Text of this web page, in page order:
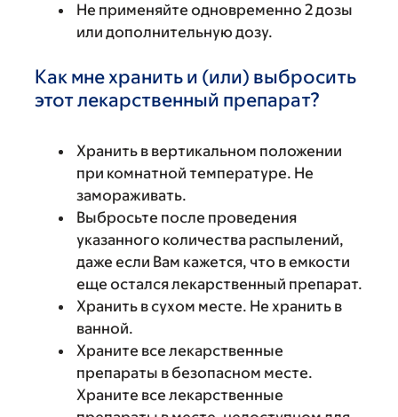
Не применяйте одновременно 2 дозы
или дополнительную дозу.
Как мне хранить и (или) выбросить
этот лекарственный препарат?
Хранить в вертикальном положении
при комнатной температуре. Не
замораживать.
Выбросьте после проведения
указанного количества распылений,
даже если Вам кажется, что в емкости
еще остался лекарственный препарат.
Хранить в сухом месте. Не хранить в
ванной.
Храните все лекарственные
препараты в безопасном месте.
Храните все лекарственные